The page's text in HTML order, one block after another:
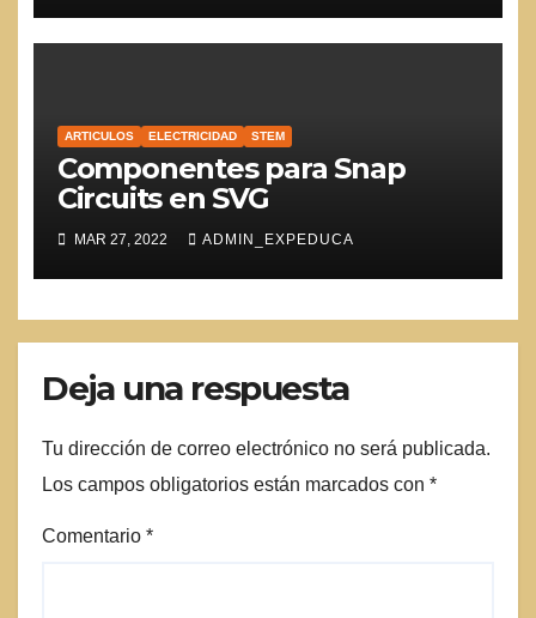
ARTICULOS ELECTRICIDAD STEM
Componentes para Snap
Circuits en SVG
MAR 27, 2022 ADMIN_EXPEDUCA
Deja una respuesta
Tu dirección de correo electrónico no será publicada.
Los campos obligatorios están marcados con *
Comentario *